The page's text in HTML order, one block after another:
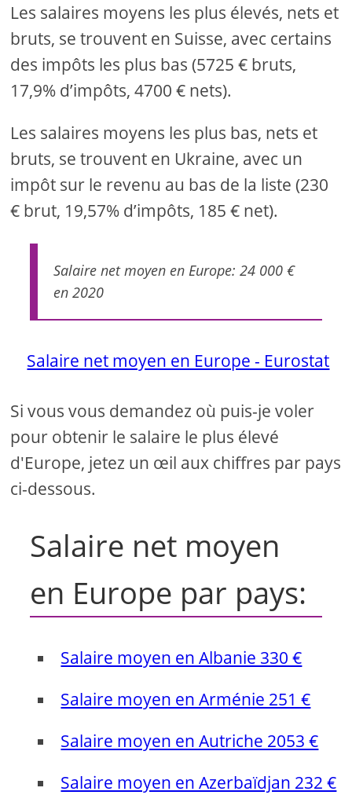
Les salaires moyens les plus élevés, nets et
bruts, se trouvent en Suisse, avec certains
des impôts les plus bas (5725 € bruts,
17,9% d’impôts, 4700 € nets).
Les salaires moyens les plus bas, nets et
bruts, se trouvent en Ukraine, avec un
impôt sur le revenu au bas de la liste (230
€ brut, 19,57% d’impôts, 185 € net).
Salaire net moyen en Europe: 24 000 €
en 2020
Salaire net moyen en Europe - Eurostat
Si vous vous demandez où puis-je voler
pour obtenir le salaire le plus élevé
d'Europe, jetez un œil aux chiffres par pays
ci-dessous.
Salaire net moyen
en Europe par pays:
Salaire moyen en Albanie 330 €
Salaire moyen en Arménie 251 €
Salaire moyen en Autriche 2053 €
Salaire moyen en Azerbaïdjan 232 €